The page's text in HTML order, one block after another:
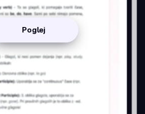
Poglej